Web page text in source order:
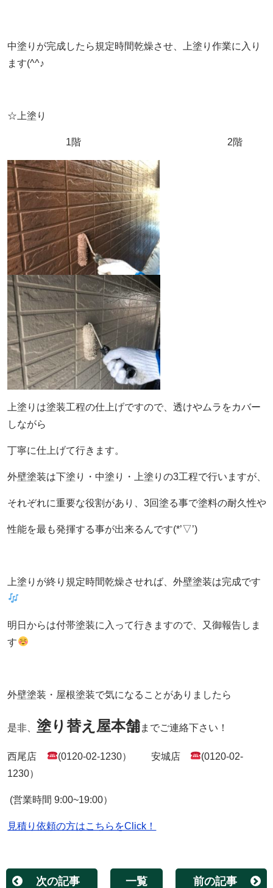
中塗りが完成したら規定時間乾燥させ、上塗り作業に入り
ます(^^♪
☆上塗り
1階 2階
上塗りは塗装工程の仕上げですので、透けやムラをカバー
しながら
丁寧に仕上げて行きます。
外壁塗装は下塗り・中塗り・上塗りの3工程で行いますが、
それぞれに重要な役割があり、3回塗る事で塗料の耐久性や
性能を最も発揮する事が出来るんです(*’▽’)
上塗りが終り規定時間乾燥させれば、外壁塗装は完成です
明日からは付帯塗装に入って行きますので、又御報告しま
す
外壁塗装・屋根塗装で気になることがありましたら
是非、 塗り替え屋本舗までご連絡下さい！
西尾店 (0120-02-1230） 安城店
(0120-02-
1230）
(営業時間 9:00~19:00）
見積り依頼の方はこちらをClick！
次の記事 一覧 前の記事